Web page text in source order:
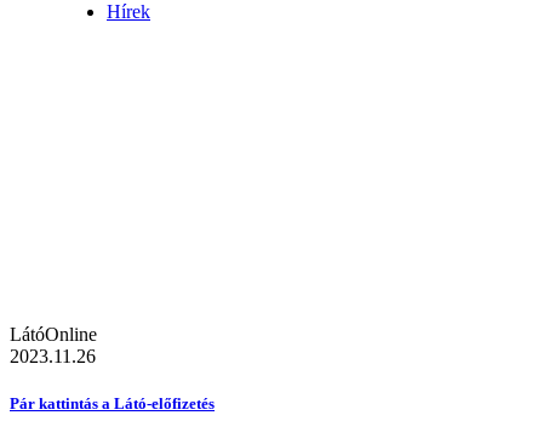
Hírek
LátóOnline
2023.11.26
Pár kattintás a Látó-előfizetés